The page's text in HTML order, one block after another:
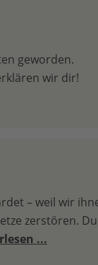
geworden.
wir dir!
– weil wir
zerstören. Du
...